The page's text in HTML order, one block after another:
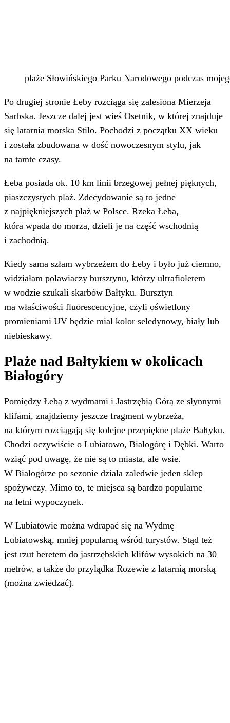
plaże Słowińskiego Parku Narodowego podczas
Po drugiej stronie Łeby rozciąga się zalesiona Mierzeja
Sarbska. Jeszcze dalej jest wieś Osetnik, w której znajduje
się latarnia morska Stilo. Pochodzi z początku XX wieku
i została zbudowana w dość nowoczesnym stylu, jak
na tamte czasy.
Łeba posiada ok. 10 km linii brzegowej pełnej pięknych,
piaszczystych plaż. Zdecydowanie są to jedne
z najpiękniejszych plaż w Polsce. Rzeka Łeba,
która wpada do morza, dzieli je na część wschodnią
i zachodnią.
Kiedy sama szłam wybrzeżem do Łeby i było już ciemno,
widziałam poławiaczy bursztynu, którzy ultrafioletem
w wodzie szukali skarbów Bałtyku. Bursztyn
ma właściwości fluorescencyjne, czyli oświetlony
promieniami UV będzie miał kolor seledynowy, biały lub
niebieskawy.
Plaże nad Bałtykiem w okolicach
Białogóry
Pomiędzy Łebą z wydmami i Jastrzębią Górą ze słynnymi
klifami, znajdziemy jeszcze fragment wybrzeża,
na którym rozciągają się kolejne przepiękne plaże Bałtyku.
Chodzi oczywiście o Lubiatowo, Białogórę i Dębki. Warto
wziąć pod uwagę, że nie są to miasta, ale wsie.
W Białogórze po sezonie działa zaledwie jeden sklep
spożywczy. Mimo to, te miejsca są bardzo popularne
na letni wypoczynek.
W Lubiatowie można wdrapać się na Wydmę
Lubiatowską, mniej popularną wśród turystów. Stąd też
jest rzut beretem do jastrzębskich klifów wysokich na 30
metrów, a także do przylądka Rozewie z latarnią morską
(można zwiedzać).